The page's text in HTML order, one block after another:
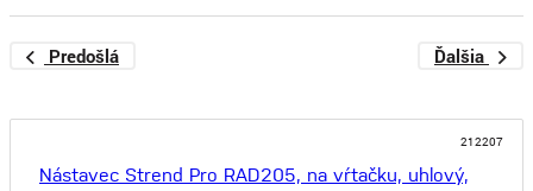
Predošlá Ďalšia
212207
Nástavec Strend Pro RAD205, na vŕtačku, uhlový,